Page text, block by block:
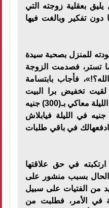
بعقلية زوجته التي
تفكير وبالغت فيها
للمنزل بصحبة سيدة
تستر، فصدمت الزوجة
فأجاب بابتسامة
لقيت تخفيض برا البيت
فقولت استغله، إنتي قولتيلي الليلة معاكي بـ(300) جنيه
الموزة دي بـ (100) جنيه في الليلة فيابلاش
في باقي طلبات
في حق علاقتها
الحال بسبب منشور على
من الفتيات على سبيل
في الأمر، فطلبت من